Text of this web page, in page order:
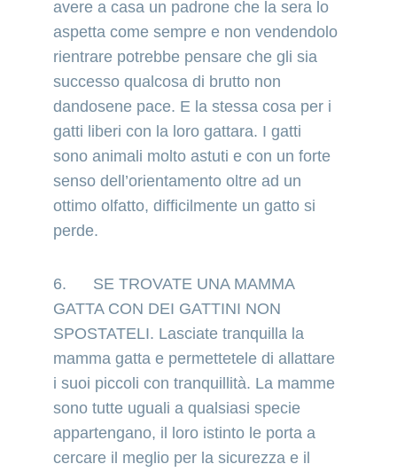
avere a casa un padrone che la sera lo
aspetta come sempre e non vendendolo
rientrare potrebbe pensare che gli sia
successo qualcosa di brutto non
dandosene pace. E la stessa cosa per i
gatti liberi con la loro gattara. I gatti
sono animali molto astuti e con un forte
senso dell’orientamento oltre ad un
ottimo olfatto, difficilmente un gatto si
perde.
6.      SE TROVATE UNA MAMMA
GATTA CON DEI GATTINI NON
SPOSTATELI. Lasciate tranquilla la
mamma gatta e permettetele di allattare
i suoi piccoli con tranquillità. La mamme
sono tutte uguali a qualsiasi specie
appartengano, il loro istinto le porta a
cercare il meglio per la sicurezza e il